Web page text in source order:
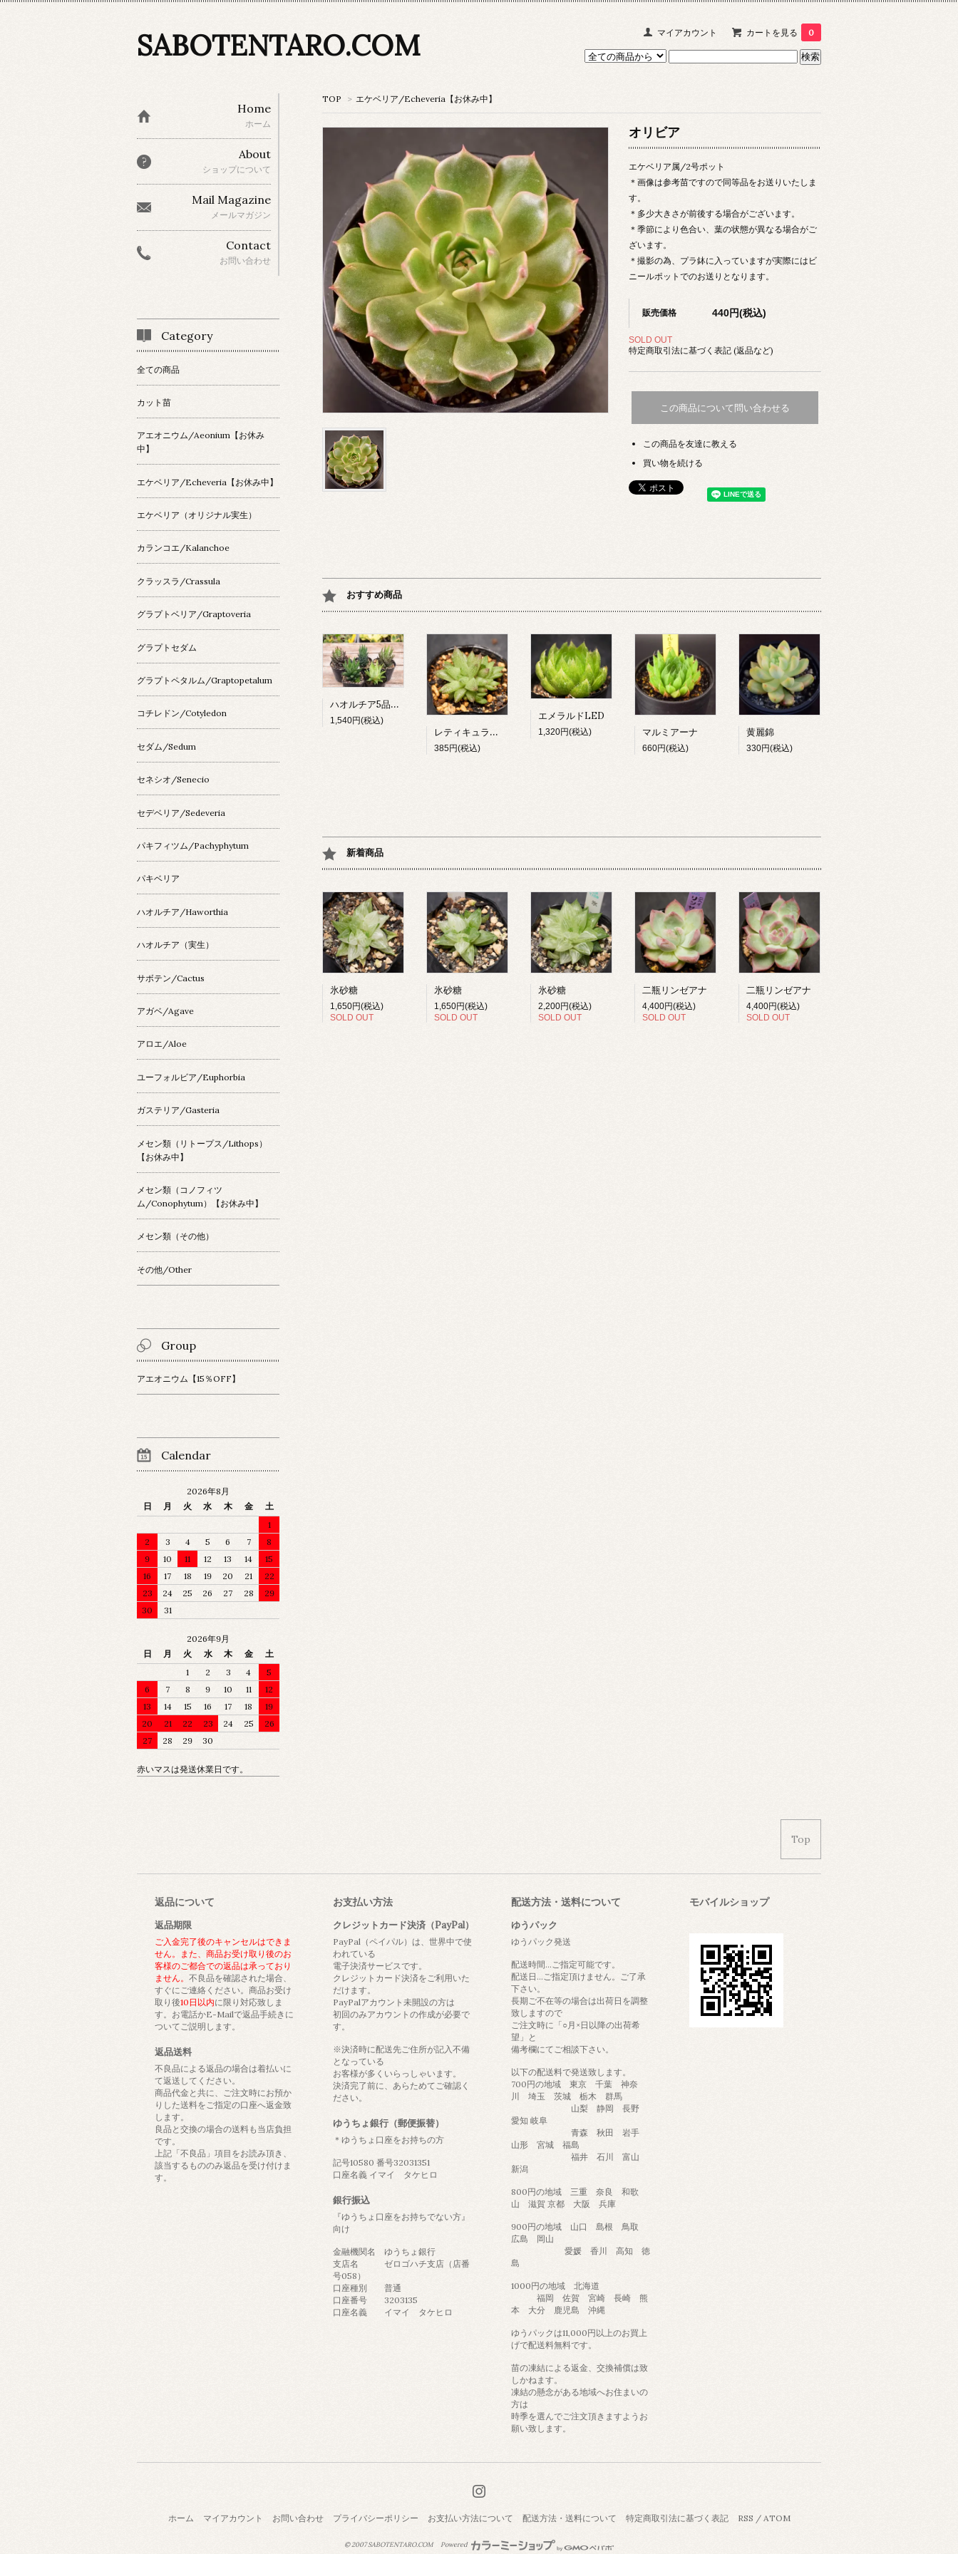
マイアカウント カートを見る 0
SABOTENTARO.COM
TOP > エケベリア/Echeveria【お休み中】
オリビア
エケベリア属/2号ポット
＊画像は参考苗ですので同等品をお送りいたしま
す。
＊多少大きさが前後する場合がございます。
＊季節により色合い、葉の状態が異なる場合がご
ざいます。
＊撮影の為、プラ鉢に入っていますが実際にはビ
ニールポットでのお送りとなります。
販売価格 440円(税込)
SOLD OUT
特定商取引法に基づく表記 (返品など)
この商品について問い合わせる
この商品を友達に教える
買い物を続ける
おすすめ商品
ハオルチア5品種セット（B）
1,540円(税込)
レティキュラータ v.ヒューリンギー
385円(税込)
エメラルドLED
1,320円(税込) マルミアーナ
660円(税込)
黄麗錦
330円(税込)
新着商品
氷砂糖
1,650円(税込)
SOLD OUT
氷砂糖
1,650円(税込)
SOLD OUT
氷砂糖
2,200円(税込)
SOLD OUT
二瓶リンゼアナ
4,400円(税込)
SOLD OUT
二瓶リンゼアナ
4,400円(税込)
SOLD OUT
Home
ホーム
About
ショップについて
Mail Magazine
メールマガジン
Contact
お問い合わせ
Category
全ての商品
カット苗
アエオニウム/Aeonium【お休み
中】
エケベリア/Echeveria【お休み中】
エケベリア（オリジナル実生）
カランコエ/Kalanchoe
クラッスラ/Crassula
グラプトベリア/Graptoveria
グラプトセダム
グラプトペタルム/Graptopetalum
コチレドン/Cotyledon
セダム/Sedum
セネシオ/Senecio
セデベリア/Sedeveria
パキフィツム/Pachyphytum
パキベリア
ハオルチア/Haworthia
ハオルチア（実生）
サボテン/Cactus
アガベ/Agave
アロエ/Aloe
ユーフォルビア/Euphorbia
ガステリア/Gasteria
メセン類（リトープス/Lithops）
【お休み中】
メセン類（コノフィツ
ム/Conophytum）【お休み中】
メセン類（その他）
その他/Other
Group
アエオニウム【15％OFF】
Calendar
2026年8月
日
月 火 水 木 金
土
1
2
3 4 5 6 7
8
9
10 11 12 13 14
15
16
17 18 19 20 21
22
23
24 25 26 27 28
29
30
31
2026年9月
日
月 火 水 木 金
土
1
2 3 4
5
6
7 8 9 10 11
12
13
14 15 16 17 18
19
20
21 22 23 24 25
26
27
28 29 30
赤いマスは発送休業日です。
Top
返品について
返品期限
ご入金完了後のキャンセルはできま
せん。また、商品お受け取り後のお
客様のご都合での返品は承っており
ません。 不良品を確認された場合、
すぐにご連絡ください。商品お受け
取り後10日以内に限り対応致しま
す。お電話かE-Mailで返品手続きに
ついてご説明します。
返品送料
不良品による返品の場合は着払いに
て返送してください。
商品代金と共に、ご注文時にお預か
りした送料をご指定の口座へ返金致
します。
良品と交換の場合の送料も当店負担
です。
上記「不良品」項目をお読み頂き、
該当するもののみ返品を受け付けま
す。
お支払い方法
クレジットカード決済（PayPal）
PayPal（ペイパル）は、世界中で使
われている
電子決済サービスです。
クレジットカード決済をご利用いた
だけます。
PayPalアカウント未開設の方は
初回のみアカウントの作成が必要で
す。
※決済時に配送先ご住所が記入不備
となっている
お客様が多くいらっしゃいます。
決済完了前に、あらためてご確認く
ださい。
ゆうちょ銀行（郵便振替）
＊ゆうちょ口座をお持ちの方
記号10580 番号32031351
口座名義 イマイ タケヒロ
銀行振込
『ゆうちょ口座をお持ちでない方』
向け
金融機関名 ゆうちょ銀行
支店名 ゼロゴハチ支店（店番
号058）
口座種別 普通
口座番号 3203135
口座名義 イマイ タケヒロ
配送方法・送料について
ゆうパック
ゆうパック発送
配送時間...ご指定可能です。
配送日...ご指定頂けません。ご了承
下さい。
長期ご不在等の場合は出荷日を調整
致しますので
ご注文時に「○月×日以降の出荷希
望」と
備考欄にてご相談下さい。
以下の配送料で発送致します。
700円の地域 東京 千葉 神奈
川 埼玉 茨城 栃木 群馬
山梨 静岡 長野
愛知 岐阜
青森 秋田 岩手
山形 宮城 福島
福井 石川 富山
新潟
800円の地域 三重 奈良 和歌
山 滋賀 京都 大阪 兵庫
900円の地域 山口 島根 鳥取
広島 岡山
愛媛 香川 高知 徳
島
1000円の地域 北海道
福岡 佐賀 宮崎 長崎 熊
本 大分 鹿児島 沖縄
ゆうパックは11,000円以上のお買上
げで配送料無料です。
苗の凍結による返金、交換補償は致
しかねます。
凍結の懸念がある地域へお住まいの
方は
時季を選んでご注文頂きますようお
願い致します。
モバイルショップ
ホーム マイアカウント お問い合わせ プライバシーポリシー お支払い方法について 配送方法・送料について 特定商取引法に基づく表記 RSS / ATOM
© 2007 SABOTENTARO.COM Powered